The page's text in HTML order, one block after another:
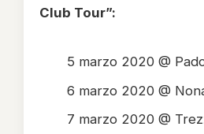
Club Tour”:
5 marzo 2020 @
6 marzo 2020 @
7 marzo 2020 @